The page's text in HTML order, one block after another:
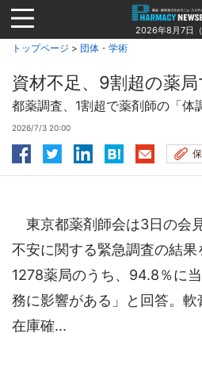
Jump
to
navigation
2026年8月7日（
トップページ > 団体・学術
資材不足、9割超の薬
都薬調査、1割超で薬剤師の「体
2026/7/3 20:00
東京都薬剤師会は3日の会
不安に関する緊急調査の結
1278薬局のうち、94.8％に
務に影響がある」と回答。
在庫確...